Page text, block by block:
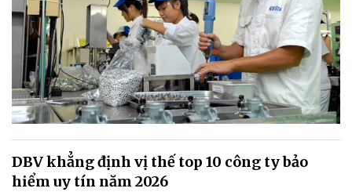
DBV khẳng định vị thế top 10 công ty bảo
hiểm uy tín năm 2026